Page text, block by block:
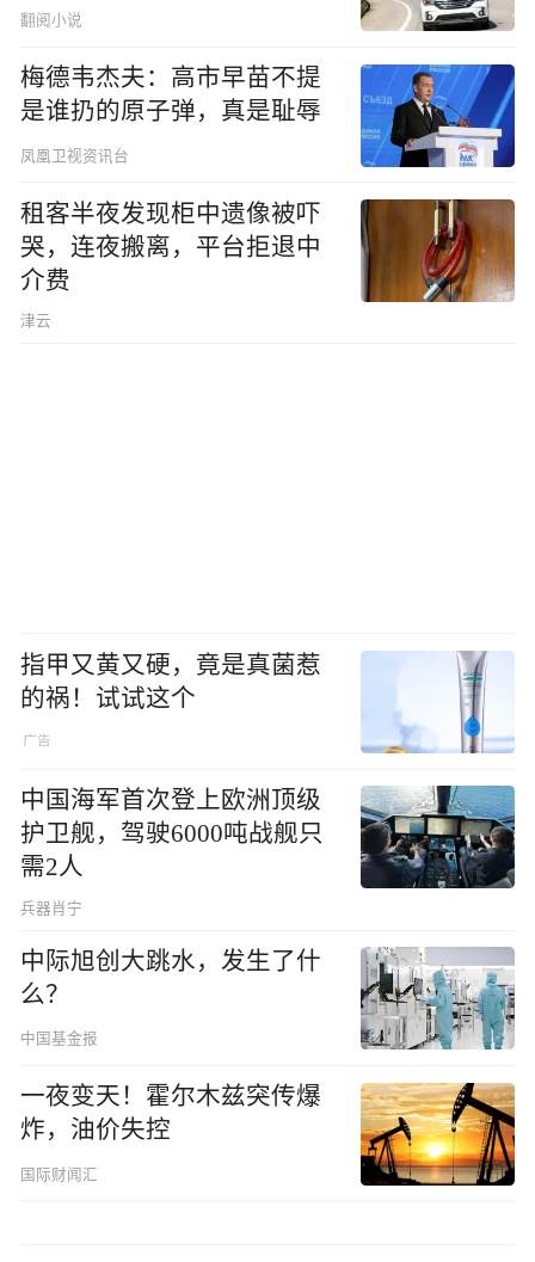
翻阅小说
梅德韦杰夫：高市早苗不提
是谁扔的原子弹，真是耻辱
凤凰卫视资讯台
租客半夜发现柜中遗像被吓
哭，连夜搬离，平台拒退中
介费
津云
指甲又黄又硬，竟是真菌惹
的祸！试试这个
中国海军首次登上欧洲顶级
护卫舰，驾驶6000吨战舰只
需2人
兵器肖宁
中际旭创大跳水，发生了什
么？
中国基金报
一夜变天！霍尔木兹突传爆
炸，油价失控
国际财闻汇